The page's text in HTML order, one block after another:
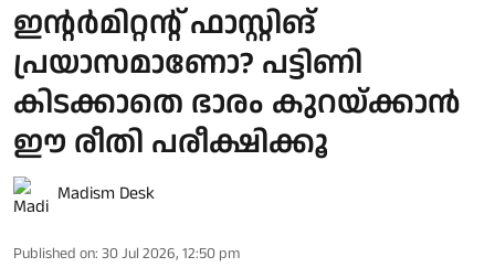
ഇന്റര്‍മിറ്റന്റ് ഫാസ്റ്റിങ്
പ്രയാസമാണോ? പട്ടിണി
കിടക്കാതെ ഭാരം കുറയ്ക്കാന്‍
ഈ രീതി പരീക്ഷിക്കൂ
Madism Desk
Published on: 30 Jul 2026, 12:50 pm